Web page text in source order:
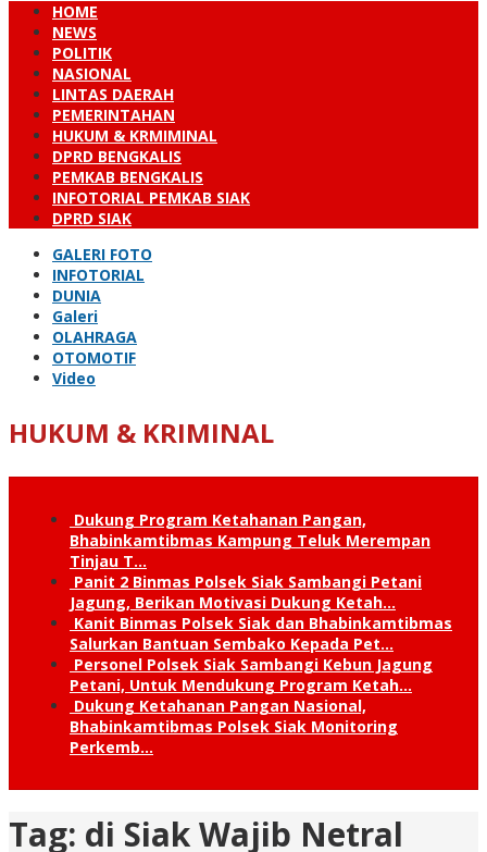
HOME
NEWS
POLITIK
NASIONAL
LINTAS DAERAH
PEMERINTAHAN
HUKUM & KRMIMINAL
DPRD BENGKALIS
PEMKAB BENGKALIS
INFOTORIAL PEMKAB SIAK
DPRD SIAK
GALERI FOTO
INFOTORIAL
DUNIA
Galeri
OLAHRAGA
OTOMOTIF
Video
HUKUM & KRIMINAL
Dukung Program Ketahanan Pangan,
Bhabinkamtibmas Kampung Teluk Merempan
Tinjau T…
Panit 2 Binmas Polsek Siak Sambangi Petani
Jagung, Berikan Motivasi Dukung Ketah…
Kanit Binmas Polsek Siak dan Bhabinkamtibmas
Salurkan Bantuan Sembako Kepada Pet…
Personel Polsek Siak Sambangi Kebun Jagung
Petani, Untuk Mendukung Program Ketah…
Dukung Ketahanan Pangan Nasional,
Bhabinkamtibmas Polsek Siak Monitoring
Perkemb…
Tag: di Siak Wajib Netral